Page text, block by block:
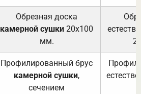
Обрезная доска
камерной сушки 20х100
мм.
Профилированный брус
камерной сушки,
сечением